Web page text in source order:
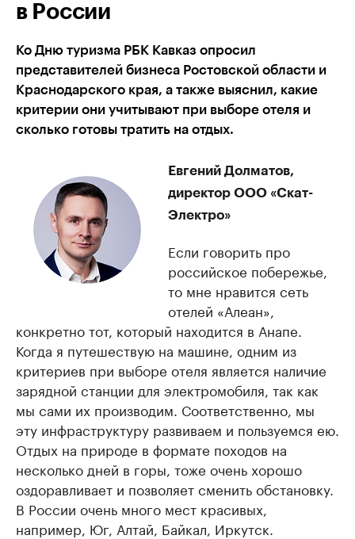
в России
Ко Дню туризма РБК Кавказ опросил
представителей бизнеса Ростовской области и
Краснодарского края, а также выяснил, какие
критерии они учитывают при выборе отеля и
сколько готовы тратить на отдых.
Евгений Долматов,
директор ООО «Скат-
Электро»
Если говорить про
российское побережье,
то мне нравится сеть
отелей «Алеан»,
конкретно тот, который находится в Анапе.
Когда я путешествую на машине, одним из
критериев при выборе отеля является наличие
зарядной станции для электромобиля, так как
мы сами их производим. Соответственно, мы
эту инфраструктуру развиваем и пользуемся ею.
Отдых на природе в формате походов на
несколько дней в горы, тоже очень хорошо
оздоравливает и позволяет сменить обстановку.
В России очень много мест красивых,
например, Юг, Алтай, Байкал, Иркутск.